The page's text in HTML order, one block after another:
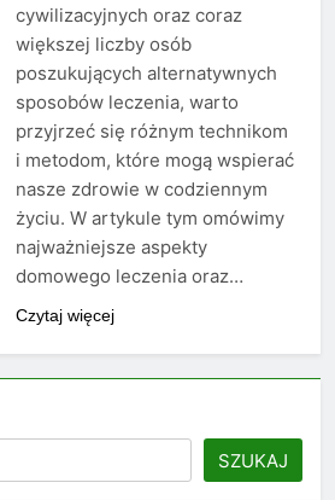
cywilizacyjnych oraz coraz
większej liczby osób
poszukujących alternatywnych
sposobów leczenia, warto
przyjrzeć się różnym technikom
i metodom, które mogą wspierać
nasze zdrowie w codziennym
życiu. W artykule tym omówimy
najważniejsze aspekty
domowego leczenia oraz…
Czytaj więcej
SZUKAJ